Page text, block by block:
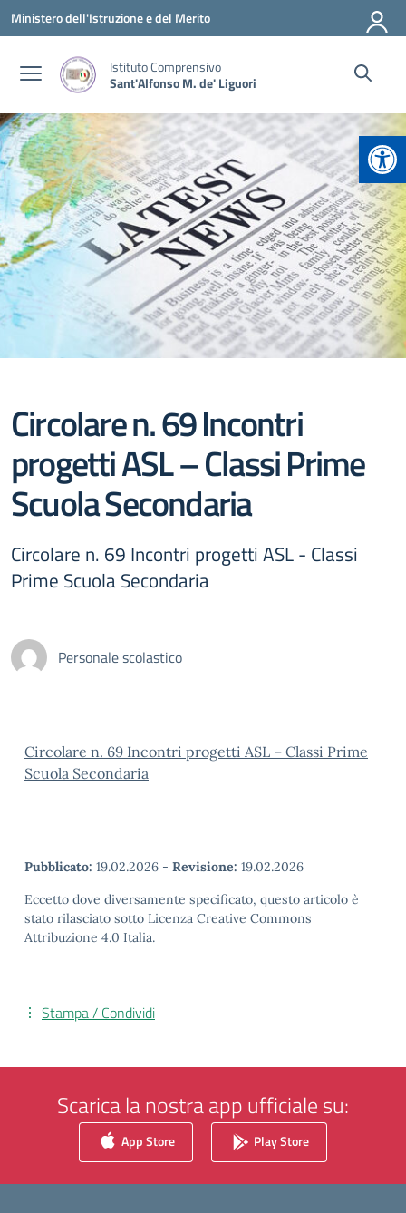
Vai ai contenuti
Vai al menu di navigazione
Vai al footer
Ministero dell'Istruzione e del Merito
Istituto Comprensivo
Sant'Alfonso M. de' Liguori
Circolare n. 69 Incontri
progetti ASL – Classi Prime
Scuola Secondaria
Circolare n. 69 Incontri progetti ASL - Classi
Prime Scuola Secondaria
Personale scolastico
Circolare n. 69 Incontri progetti ASL – Classi Prime
Scuola Secondaria
Pubblicato: 19.02.2026 - Revisione: 19.02.2026
Eccetto dove diversamente specificato, questo articolo è
stato rilasciato sotto Licenza Creative Commons
Attribuzione 4.0 Italia.
Stampa / Condividi
Scarica la nostra app ufficiale su:
App Store Play Store